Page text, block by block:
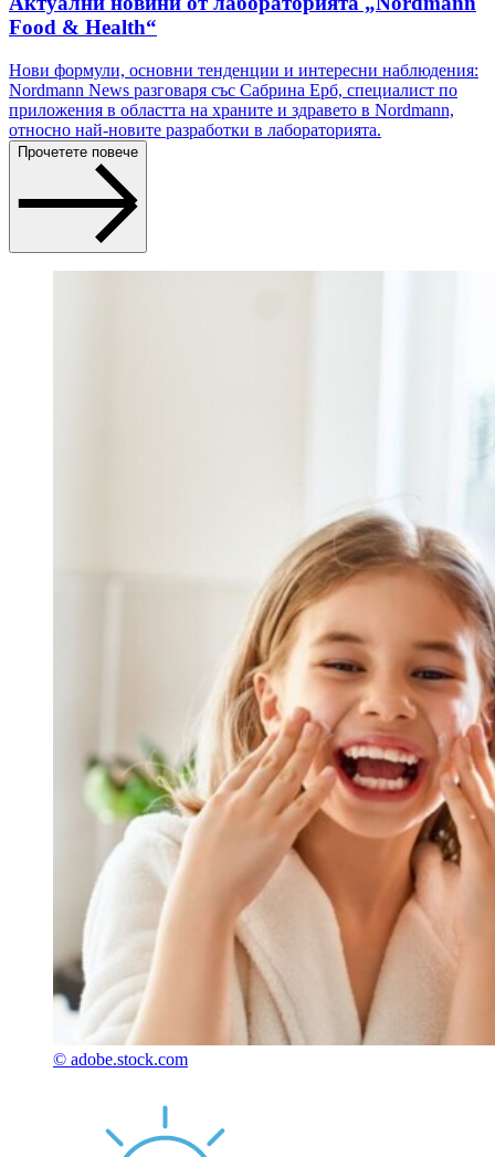
Food & Health“
Нови формули, основни тенденции и интересни наблюдения:
Nordmann News разговаря със Сабрина Ерб, специалист по
приложения в областта на храните и здравето в Nordmann,
относно най-новите разработки в лабораторията.
Прочетете повече
© adobe.stock.com